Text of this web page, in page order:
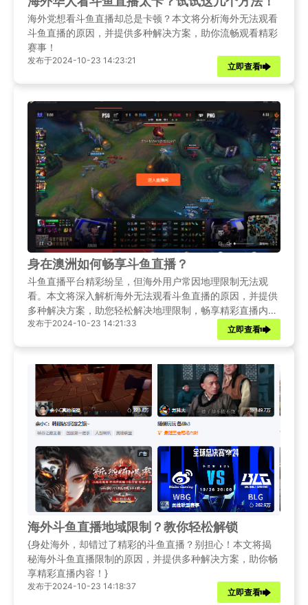
海外党想看斗鱼直播却总是卡顿？本文将分析海外无法观看
斗鱼直播的原因，并提供多种解决方案，助你流畅观看精彩
赛事！
发布于2024-10-23 14:23:21
立即查看
身在澳洲如何畅享斗鱼直播？
斗鱼直播平台精彩纷呈，但海外用户常因地理限制无法观
看。本文将深入解析海外无法观看斗鱼直播的原因，并提供
多种解决方案，助您轻松解决地理限制，畅享精彩直播内
容。
发布于2024-10-23 14:21:33
立即查看
海外斗鱼直播地域限制？教你轻松解锁
{身处海外，却错过了精彩的斗鱼直播？别担心！本文将揭
秘海外斗鱼直播限制的原因，并提供多种解决方案，助你畅
享精彩直播内容！}
发布于2024-10-23 14:18:37
立即查看